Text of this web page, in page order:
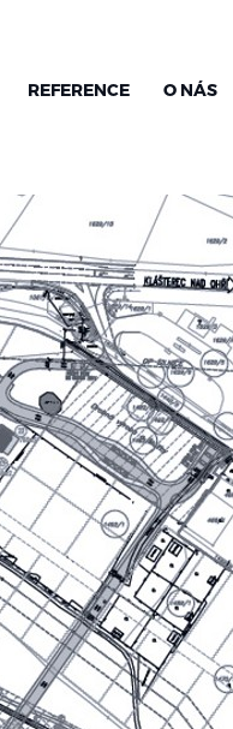
REFERENCE O NÁS